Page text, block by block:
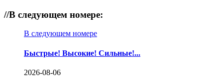
//В следующем номере:
В следующем номере
Быстрые! Высокие! Сильные!...
2026-08-06